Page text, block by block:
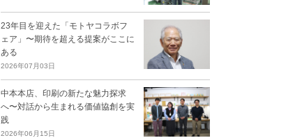
23年目を迎えた「モトヤコラボフ
ェア」〜期待を超える提案がここに
ある
2026年07月03日
中本本店、印刷の新たな魅力探求
へ〜対話から生まれる価値協創を実
践
2026年06月15日